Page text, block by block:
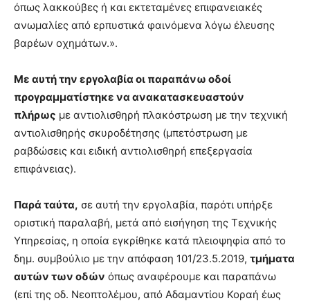
όπως λακκούβες ή και εκτεταμένες επιφανειακές
ανωμαλίες από ερπυστικά φαινόμενα λόγω έλευσης
βαρέων οχημάτων.».
Με αυτή την εργολαβία οι παραπάνω οδοί
προγραμματίστηκε να ανακατασκευαστούν
πλήρως με αντιολισθηρή πλακόστρωση με την τεχνική
αντιολισθηρής σκυροδέτησης (μπετόστρωση με
ραβδώσεις και ειδική αντιολισθηρή επεξεργασία
επιφάνειας).
Παρά ταύτα, σε αυτή την εργολαβία, παρότι υπήρξε
οριστική παραλαβή, μετά από εισήγηση της Τεχνικής
Υπηρεσίας, η οποία εγκρίθηκε κατά πλειοψηφία από το
δημ. συμβούλιο με την απόφαση 101/23.5.2019, τμήματα
αυτών των οδών όπως αναφέρουμε και παραπάνω
(επί της οδ. Νεοπτολέμου, από Αδαμαντίου Κοραή έως